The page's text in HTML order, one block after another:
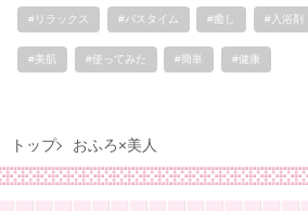
#リラックス #バスタイム #癒し #入浴剤
#美肌 #使ってみた #簡単 #健康
トップ おふろ×美人